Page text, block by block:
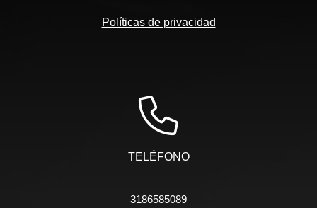
Políticas de privacidad
TELÉFONO
3186585089